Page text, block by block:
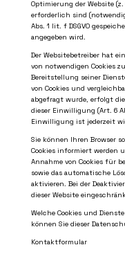
Optimierung der Website
erforderlich sind
Abs. 1 lit. f DSGVO
angegeben wird.
Der Websitebetreiber hat
von notwendigen Cookies
Bereitstellung seiner
von Cookies und
abgefragt wurde, erfolgt
dieser Einwilligung (Art. 6
Einwilligung ist jederzeit
Sie können Ihren Browser
Cookies informiert werden
Annahme von Cookies für
sowie das automatische
aktivieren. Bei der
dieser Website
Welche Cookies und
können Sie dieser
Kontaktformular